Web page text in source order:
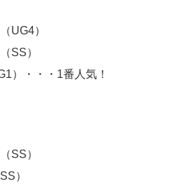
UG4）
SS）
）・・・1番人気！
SS）
）